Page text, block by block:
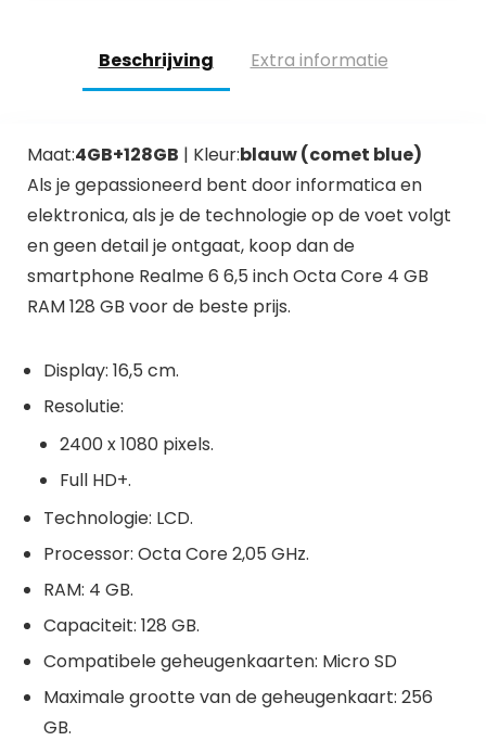
Beschrijving Extra informatie
Maat:4GB+128GB | Kleur:blauw (comet blue)
Als je gepassioneerd bent doorinformatica en
elektronica, als je de technologie op de voet volgt
en geen detail je ontgaat, koop dan de
smartphone Realme 6 6,5 inch Octa Core 4 GB
RAM 128 GB voor de beste prijs.
Display: 16,5 cm.
Resolutie:
2400 x 1080 pixels.
Full HD+.
Technologie: LCD.
Processor: Octa Core 2,05 GHz.
RAM: 4 GB.
Capaciteit: 128 GB.
Compatibele geheugenkaarten: Micro SD
Maximale grootte van de geheugenkaart: 256
GB.